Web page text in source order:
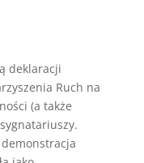
deklaracji
Ruch na
(a także